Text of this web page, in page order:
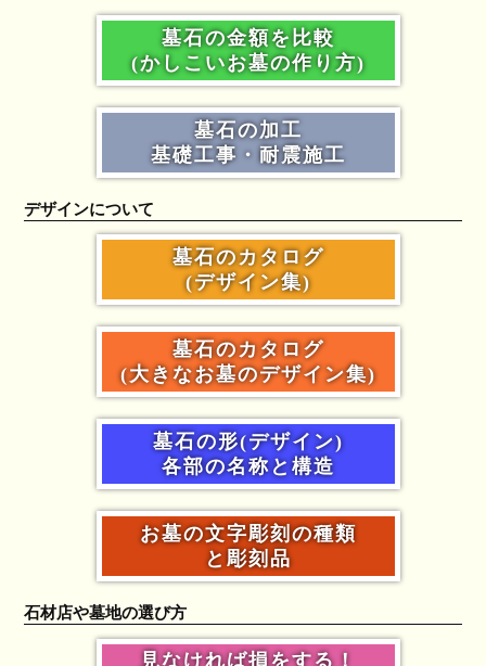
墓石の金額を比較
(かしこいお墓の作り方)
墓石の加工
基礎工事・耐震施工
デザインについて
墓石のカタログ
(デザイン集)
墓石のカタログ
(大きなお墓のデザイン集)
墓石の形(デザイン)
各部の名称と構造
お墓の文字彫刻の種類
と彫刻品
石材店や墓地の選び方
見なければ損をする！